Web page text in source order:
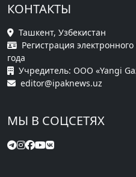
КОНТАКТЫ
Ташкент, Узбекистан
Регистрация
года
Учредитель: ООО «Yangi
editor@ipaknews.uz
МЫ В СОЦСЕТЯХ